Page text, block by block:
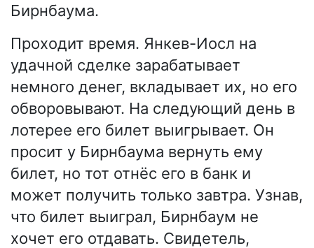
Бирнбаума.
Проходит время. Янкев-Иосл на
удачной сделке зарабатывает
немного денег, вкладывает их, но его
обворовывают. На следующий день в
лотерее его билет выигрывает. Он
просит у Бирнбаума вернуть ему
билет, но тот отнёс его в банк и
может получить только завтра. Узнав,
что билет выиграл, Бирнбаум не
хочет его отдавать. Свидетель,